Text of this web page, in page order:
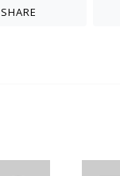
SHARE